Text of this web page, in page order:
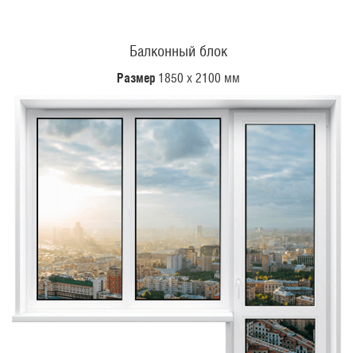
Балконный блок
Размер1850 х 2100 мм